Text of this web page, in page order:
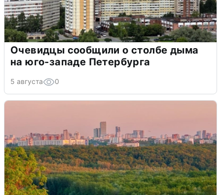
Очевидцы сообщили о столбе дыма
на юго-западе Петербурга
5 августа 0